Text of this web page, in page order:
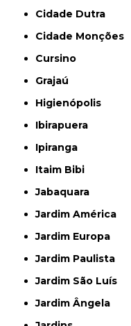
Cidade Dutra
Cidade Monções
Cursino
Grajaú
Higienópolis
Ibirapuera
Ipiranga
Itaim Bibi
Jabaquara
Jardim América
Jardim Europa
Jardim Paulista
Jardim São Luís
Jardim Ângela